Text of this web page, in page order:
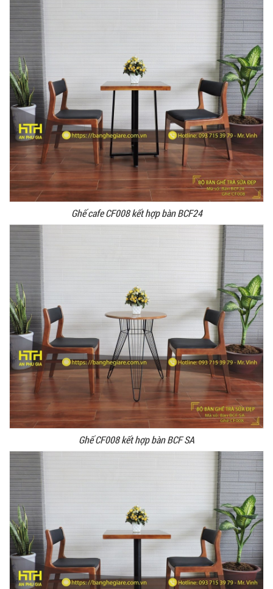
Ghế cafe CF008 kết hợp bàn BCF24
Ghế CF008 kết hợp bàn BCF SA